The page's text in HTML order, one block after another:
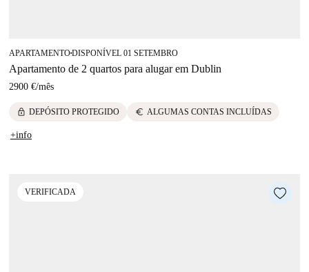
APARTAMENTO■DISPONÍVEL 01 SETEMBRO
Apartamento de 2 quartos para alugar em Dublin
2900 €/mês
lock DEPÓSITO PROTEGIDO euro ALGUMAS CONTAS INCLUÍDAS
+info
VERIFICADA